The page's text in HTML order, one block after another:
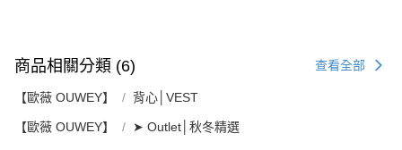
商品相關分類 (6) 查看全部
【歐薇 OUWEY】 背心│VEST
【歐薇 OUWEY】 ➤ Outlet│秋冬精選